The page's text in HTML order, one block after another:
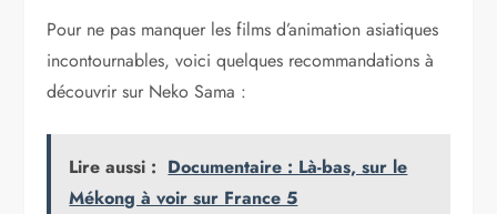
Pour ne pas manquer les films d’animation asiatiques
incontournables, voici quelques recommandations à
découvrir sur Neko Sama :
Lire aussi : Documentaire : Là-bas, sur le
Mékong à voir sur France 5